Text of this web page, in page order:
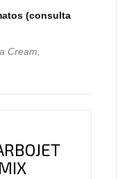
(consulta
Cream,